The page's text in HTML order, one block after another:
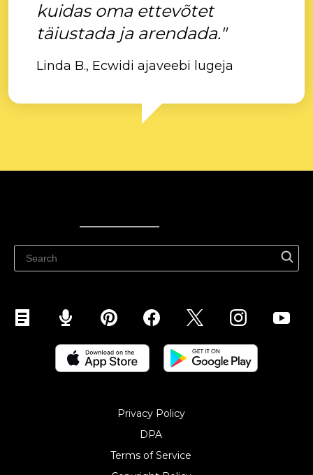
kuidas oma ettevõtet
täiustada ja arendada."
Linda B., Ecwidi ajaveebi lugeja
Privacy Policy
DPA
Terms of Service